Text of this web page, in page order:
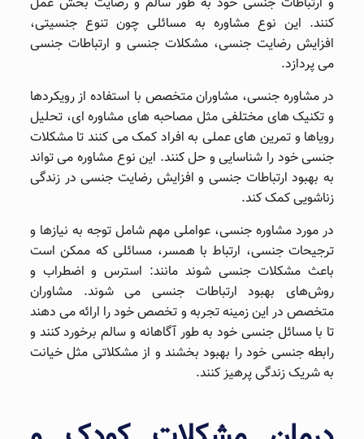
کنند. این نوع مشاوره به مسائلی چون تنوع جنسیتی،
افزایش رضایت جنسی، مشکلات جنسی و ارتباطات جنسی
می پردازد.
در مشاوره جنسی، مشاوران متخصص با استفاده از رویکردها
و تکنیک ‌های مختلفی مثل مصاحبه‌ های مشاوره ‌ای، تحلیل
رویاها و تمرین ‌های عملی به افراد کمک می کنند تا مشکلات
جنسی خود را شناسایی و حل کنند. این نوع مشاوره می تواند
به بهبود ارتباطات جنسی و افزایش رضایت جنسی در زندگی
زناشویی کمک کند.
در مورد مشاوره جنسی، عواملی مهم شامل توجه به نیازها و
ترجیحات جنسی، ارتباط با همسر، مسائلی که ممکن است
باعث مشکلات جنسی شوند مانند: استرس و اضطراب و
روش‌های بهبود ارتباطات جنسی می ‌شوند. مشاوران
متخصص در این زمینه تجربه و تخصص خود را ارائه می ‌دهند
تا با مسائل جنسی خود به طور آگاهانه و سالم برخورد کنند و
رابطه جنسی خود را بهبود بخشند و از مشکلاتی مثل خیانت
به شریک زندگی پرهیز کنند.